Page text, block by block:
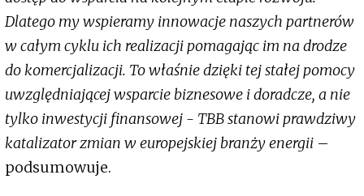
Dlatego my wspieramy innowacje naszych partnerów
w całym cyklu ich realizacji pomagając im na drodze
do komercjalizacji. To właśnie dzięki tej stałej pomocy
uwzględniającej wsparcie biznesowe i doradcze, a nie
tylko inwestycji finansowej - TBB stanowi prawdziwy
katalizator zmian w europejskiej branży energii –
podsumowuje.